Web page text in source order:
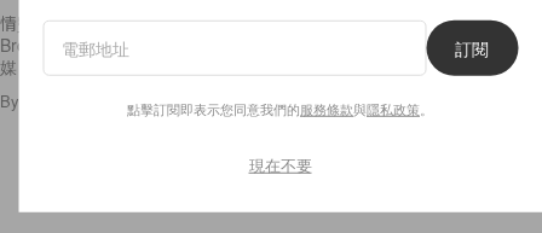
情竇初開！因拍攝人氣美劇《Stranger Things》而爆紅的 Millie Bobby
Brown，近日被爆正與 15 歲的年輕歌手 Jacob Sartorius 交往中。據外
媒《Us
By 2018年1月18日
訂閱
點擊訂閱即表示您同意我們的服務條款與隱私政策
現在不要